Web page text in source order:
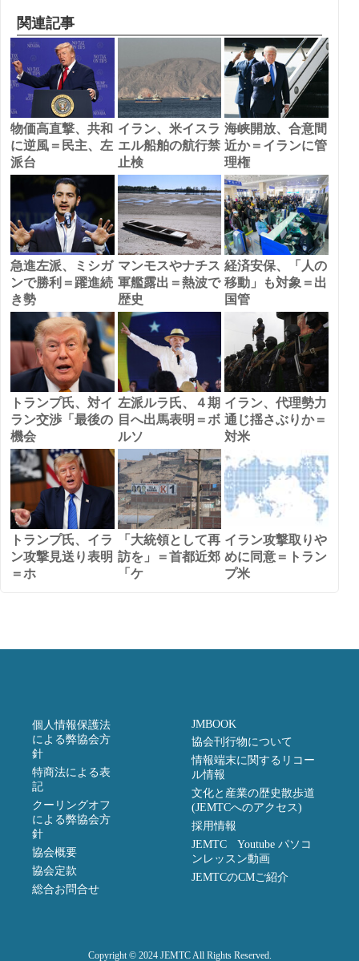
関連記事
物価高直撃、共和
に逆風＝民主、左
派台
イラン、米イスラ
エル船舶の航行禁
止検
海峡開放、合意間
近か＝イランに管
理権
急進左派、ミシガ
ンで勝利＝躍進続
き勢
マンモスやナチス
軍艦露出＝熱波で
歴史
経済安保、「人の
移動」も対象＝出
国管
トランプ氏、対イ
ラン交渉「最後の
機会
左派ルラ氏、４期
目へ出馬表明＝ボ
ルソ
イラン、代理勢力
通じ揺さぶりか＝
対米
トランプ氏、イラ
ン攻撃見送り表明
＝ホ
「大統領として再
訪を」＝首都近郊
「ケ
イラン攻撃取りや
めに同意＝トラン
プ米
個人情報保護法
による弊協会方
針
特商法による表
記
クーリングオフ
による弊協会方
針
協会概要
協会定款
総合お問合せ
JMBOOK
協会刊行物について
情報端末に関するリコー
ル情報
文化と産業の歴史散歩道
(JEMTCへのアクセス)
採用情報
JEMTC Youtube パソコ
ンレッスン動画
JEMTCのCMご紹介
Copyright © 2024 JEMTC All Rights Reserved.